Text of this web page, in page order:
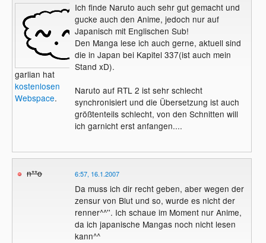
garlian hat
kostenlosen
Webspace.
Ich finde Naruto auch sehr gut gemacht und
gucke auch den Anime, jedoch nur auf
Japanisch mit Englischen Sub!
Den Manga lese ich auch gerne, aktuell sind
die in Japan bei Kapitel 337(ist auch mein
Stand xD).
Naruto auf RTL 2 ist sehr schlecht
synchronisiert und die Übersetzung ist auch
größtenteils schlecht, von den Schnitten will
ich garnicht erst anfangen....
n**o 6:57, 16.1.2007
Da muss ich dir recht geben, aber wegen der
zensur von Blut und so, wurde es nicht der
renner^^''. Ich schaue im Moment nur Anime,
da ich japanische Mangas noch nicht lesen
kann^^